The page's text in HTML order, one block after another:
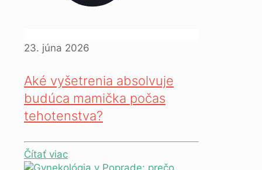
23. júna 2026
Aké vyšetrenia absolvuje
budúca mamička počas
tehotenstva?
Čítať viac